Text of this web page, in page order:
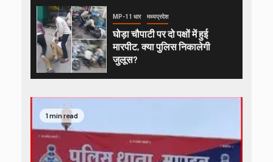
MP-11 धार मध्यप्रदेश
घोड़ा चौपाटी पर दो पक्षों में हुई
मारपीट, क्या पुलिस निकालेगी
जुलूस?
1 min read